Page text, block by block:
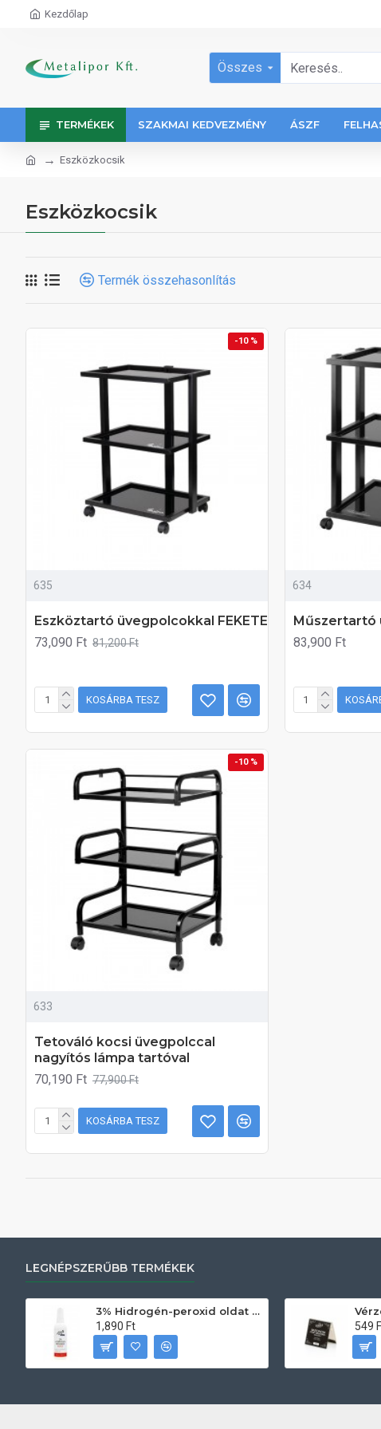
Kezdőlap
Összes
TERMÉKEK SZAKMAI KEDVEZMÉNY ÁSZF
Eszközkocsik
Eszközkocsik
Termék összehasonlítás
-10 %
635
Eszköztartó üvegpolcokkal FEKETE
73,090 Ft 81,200 Ft
KOSÁRBA TESZ
634
Műszertartó
83,900 Ft
-10 %
633
Tetováló kocsi üvegpolccal
nagyítós lámpa tartóval
70,190 Ft 77,900 Ft
KOSÁRBA TESZ
LEGNÉPSZERŰBB TERMÉKEK
3% Hidrogén-peroxid oldat (sebfertőtlenítő) 100ml
1,890 Ft
549